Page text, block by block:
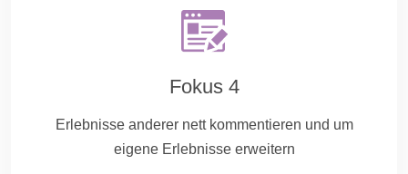
Fokus 4
Erlebnisse anderer nett kommentieren und um
eigene Erlebnisse erweitern